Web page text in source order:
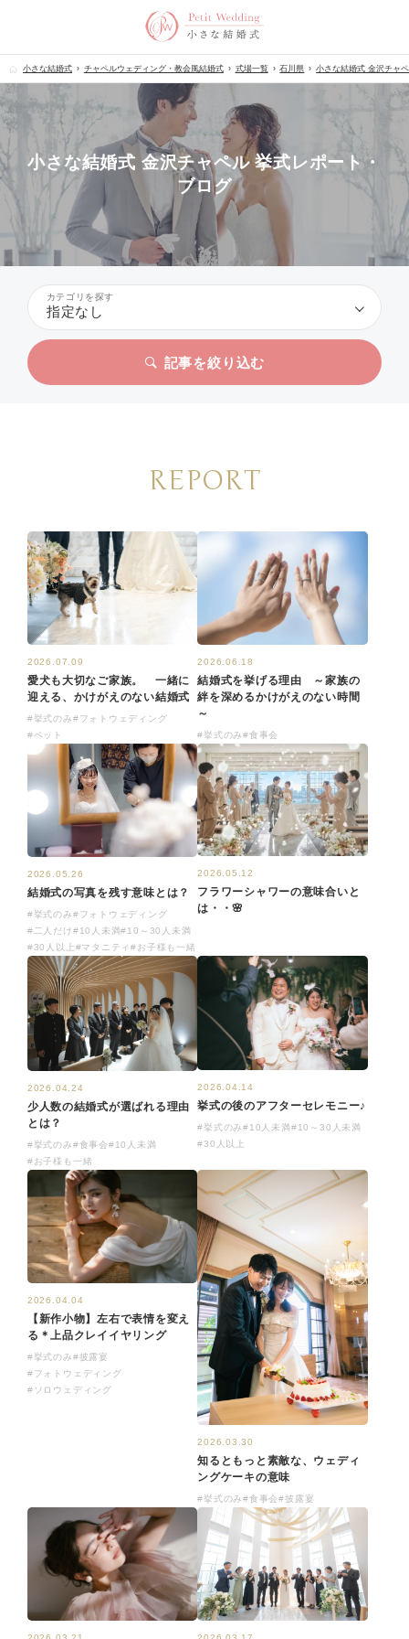
小さな結婚式 チャペルウェディング・教会風結婚式 式場一覧 石川県 小さな結婚式 金沢チャ
小さな結婚式 金沢チャペル 挙式レポート・
ブログ
カテゴリを探す
指定なし
記事を絞り込む
REPORT
2026.07.09
愛犬も大切なご家族。 一緒に
迎える、かけがえのない結婚式
#挙式のみ#フォトウェディング
#ペット
2026.06.18
結婚式を挙げる理由 ～家族の
絆を深めるかけがえのない時間
～
#挙式のみ#食事会
2026.05.26
結婚式の写真を残す意味とは？
#挙式のみ#フォトウェディング
#二人だけ#10人未満#10～30人未満
#30人以上#マタニティ#お子様も一緒
2026.05.12
フラワーシャワーの意味合いと
は・・🌸
2026.04.24
少人数の結婚式が選ばれる理由
とは？
#挙式のみ#食事会#10人未満
#お子様も一緒
2026.04.14
挙式の後のアフターセレモニー♪
#挙式のみ#10人未満#10～30人未満
#30人以上
2026.04.04
【新作小物】左右で表情を変え
る＊上品クレイイヤリング
#挙式のみ#披露宴
#フォトウェディング
#ソロウェディング
2026.03.30
知るともっと素敵な、ウェディ
ングケーキの意味
#挙式のみ#食事会#披露宴